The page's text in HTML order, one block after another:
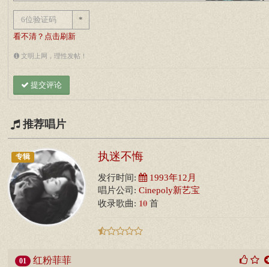
*
看不清？点击刷新
文明上网，理性发帖！
提交评论
推荐唱片
专辑 执迷不悔
发行时间: 1993年12月
唱片公司: Cinepoly新艺宝
收录歌曲: 10 首
01 红粉菲菲